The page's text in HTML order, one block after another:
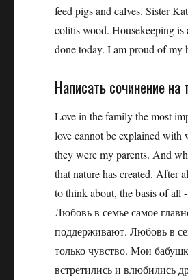
feed pigs and calves. Sister
colitis wood. Housekeeping
done today. I am proud of my
Написать сочинение
Love in the family the most
love cannot be explained with
they were my parents. And
that nature has created. After
to think about, the basis of all
Любовь в семье самое
поддерживают. Любовь в
только чувство. Мои
встретились и влюбились